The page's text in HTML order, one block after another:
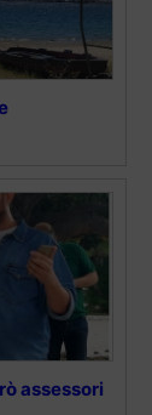
assessori